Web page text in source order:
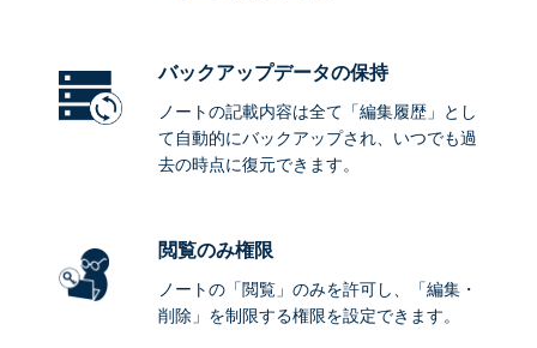
バックアップデータの保持
ノートの記載内容は全て「編集履歴」とし
て自動的にバックアップされ、いつでも過
去の時点に復元できます。
閲覧のみ権限
ノートの「閲覧」のみを許可し、「編集・
削除」を制限する権限を設定できます。